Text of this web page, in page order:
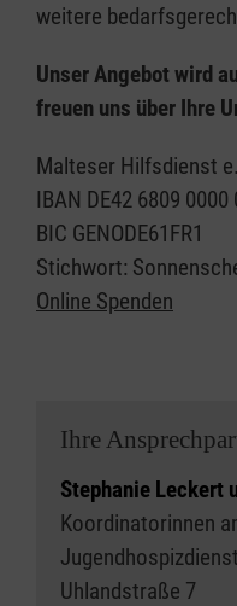
weitere
Unser Angebot wird
freuen uns über Ihre
Malteser Hilfsdienst
IBAN DE42 6809
BIC GENODE61FR1
Stichwort:
Online Spenden
Ihre
Stephanie Leckert
Koordinatorinnen
Uhlandstraße 7